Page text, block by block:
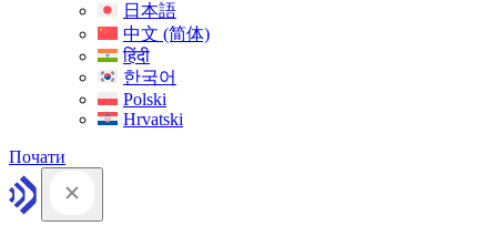
日本語
中文 (简体)
हिंदी
한국어
Polski
Hrvatski
Почати